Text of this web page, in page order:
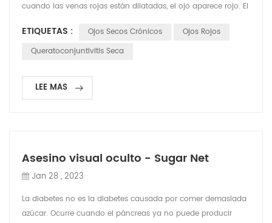
cuando las venas rojas están dilatadas, el ojo aparece rojo. El
puede causar irritación en el ojo y resultar en enrojecimiento
y dilatación de las venas del ojo. Esto hace que las venas se
ETIQUETAS : Ojos Secos Crónicos
Ojos Rojos
Queratoconjuntivitis Seca
LEE MAS
Asesino visual oculto - Sugar Net
Jan 28 , 2023
La diabetes no es la diabetes causada por comer demasiada
azúcar. Ocurre cuando el páncreas ya no puede producir